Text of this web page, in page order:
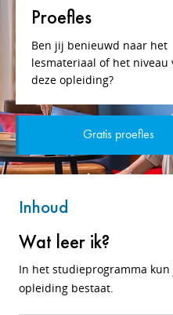
Proefles
Ben jij benieuwd naar het
lesmateriaal of het niveau
deze opleiding?
Gratis proefles
Inhoud
Wat leer ik?
In het studieprogramma
opleiding bestaat.